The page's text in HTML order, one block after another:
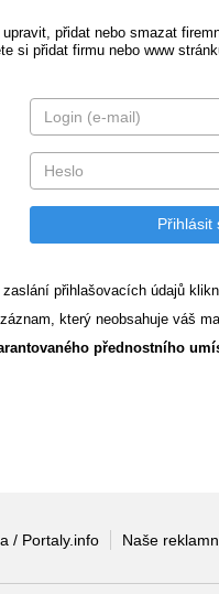
přidat nebo smazat
si přidat firmu nebo www
zaslání přihlašovacích údajů
který neobsahuje váš
přednostního
/ Portaly.info Naše